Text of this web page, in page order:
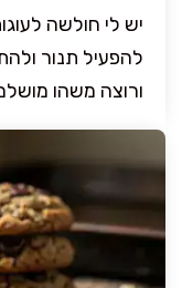
יש לי חולשה
להפעיל תנור
ורוצה משהו